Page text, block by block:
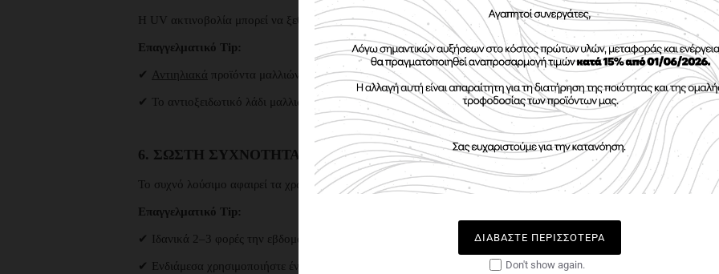
ΔΙΑΒΆΣΤΕ ΠΕΡΙΣΣΌΤΕΡΑ
Don't show again.
Η UV ακτινοβολία μπορεί να ξεθωριάσει το χρώμα έως και 40%.
Επαγγελματικό Tip:
✔ Αντιηλιακά προϊόντα μαλλιών με UV φίλτρα είναι must για το καλοκαίρι.
✔ Το αντιοξειδωτικό λάδι μαλλιών προσφέρει επιπλέον θωράκιση από ρύπους και ελεύθερες ρίζες.
6. ΣΩΣΤΉ ΣΥΧΝΌΤΗΤΑ ΛΟΥΣΊΜΑΤΟΣ
Το συχνό λούσιμο αφαιρεί τα χρωστικά μόρια από την τρίχα.
Επαγγελματικό Tip:
✔ Ιδανικά 2–3 φορές την εβδομάδα.
✔ Ενδιάμεσα χρησιμοποιήστε ένα καθαρό, ελαφρύ dry shampoo.